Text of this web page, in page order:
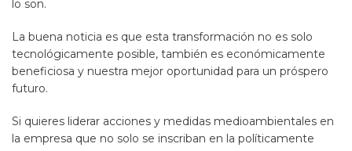
lo son.
La buena noticia es que esta transformación no es solo
tecnológicamente posible, también es económicamente
beneficiosa y nuestra mejor oportunidad para un próspero
futuro.
Si quieres liderar acciones y medidas medioambientales en
la empresa que no solo se inscriban en la políticamente